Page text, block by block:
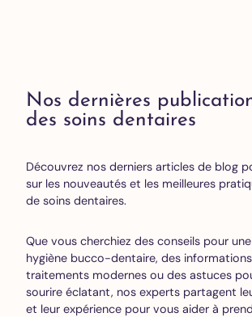
Nos dernières
des soins dentaires
Découvrez nos derniers articles de blog
sur les nouveautés et les meilleures
de soins dentaires.
Que vous cherchiez des conseils pour
hygiène bucco-dentaire, des
traitements modernes ou des astuces
sourire éclatant, nos experts partagent
et leur expérience pour vous aider à